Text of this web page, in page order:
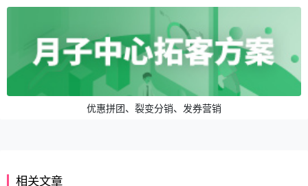
优惠拼团、裂变分销、发券营销
相关文章